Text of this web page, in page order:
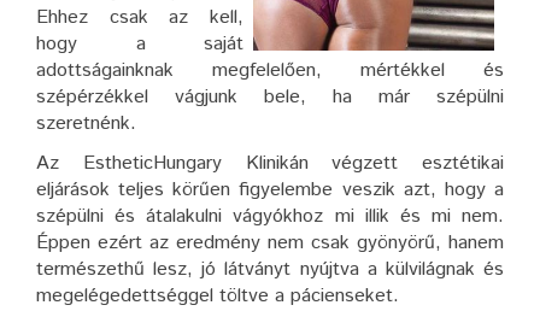
Ehhez csak az kell,
hogy a saját
adottságainknak megfelelően, mértékkel és
szépérzékkel vágjunk bele, ha már szépülni
szeretnénk.
Az EstheticHungary Klinikán végzett esztétikai
eljárások teljes körűen figyelembe veszik azt, hogy a
szépülni és átalakulni vágyókhoz mi illik és mi nem.
Éppen ezért az eredmény nem csak gyönyörű, hanem
természethű lesz, jó látványt nyújtva a külvilágnak és
megelégedettséggel töltve a pácienseket.